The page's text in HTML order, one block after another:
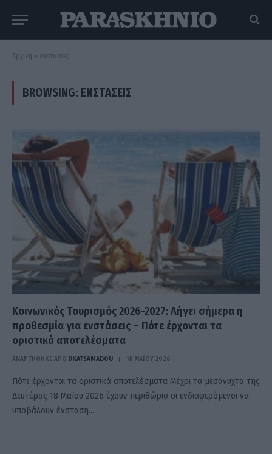
Αρχική » ενστάσεις
BROWSING: ΕΝΣΤΆΣΕΙΣ
Κοινωνικός Τουρισμός 2026-2027: Λήγει σήμερα η
προθεσμία για ενστάσεις – Πότε έρχονται τα
οριστικά αποτελέσματα
ΑΝΑΡΤΗΘΗΚΕ ΑΠΟ DKATSAMADOU 18 ΜΑΪ́ΟΥ 2026
Πότε έρχονται τα οριστικά αποτελέσματα Μέχρι τα μεσάνυχτα της
Δευτέρας 18 Μαΐου 2026 έχουν περιθώριο οι ενδιαφερόμενοι να
υποβάλουν ένσταση…